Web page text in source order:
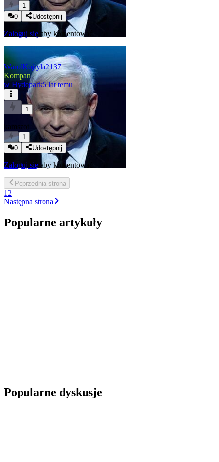
1
0
Udostępnij
Zaloguj się aby komentować
WarolKojtyla2137
Kompan
w Hydepark5 lat temu
1
kamszot
1
0
Udostępnij
Zaloguj się aby komentować
Poprzednia strona
1 2
Następna strona
Popularne artykuły
Popularne dyskusje